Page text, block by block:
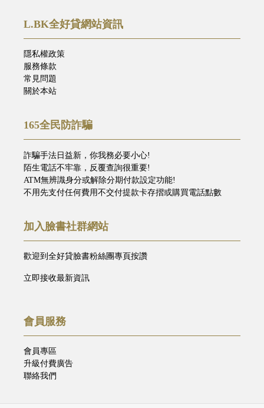
L.BK全好貸網站資訊
隱私權政策
服務條款
常見問題
關於本站
165全民防詐騙
詐騙手法日益新，你我務必要小心!
陌生電話不牢靠，反覆查詢很重要!
ATM無辨識身分或解除分期付款設定功能!
不用先支付任何費用不交付提款卡存摺或購買電話點數
加入臉書社群網站
歡迎到全好貸臉書粉絲團專頁按讚
立即接收最新資訊
會員服務
會員專區
升級付費廣告
聯絡我們